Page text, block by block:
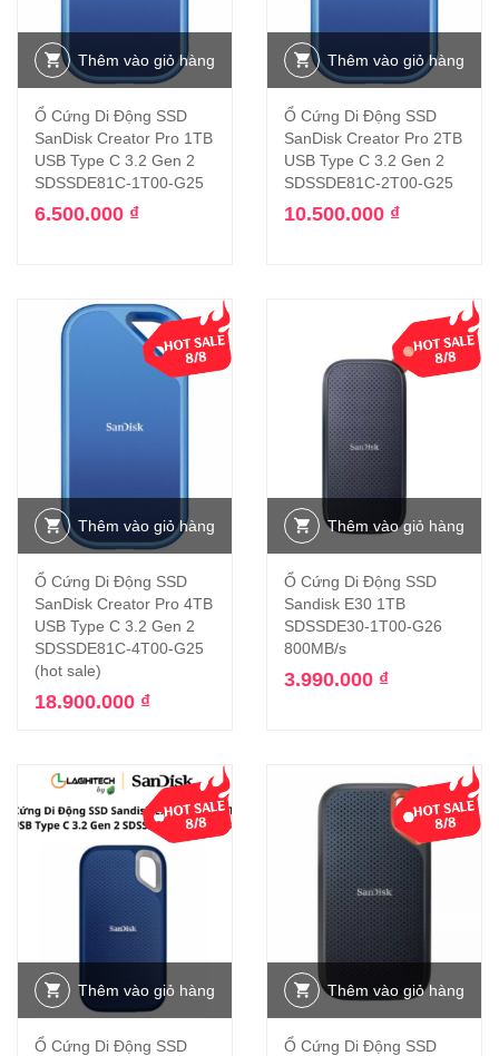
Thêm vào giỏ hàng
Ổ Cứng Di Động SSD
SanDisk Creator Pro 1TB
USB Type C 3.2 Gen 2
SDSSDE81C-1T00-G25
6.500.000 ₫
Thêm vào giỏ hàng
Ổ Cứng Di Động SSD
SanDisk Creator Pro 2TB
USB Type C 3.2 Gen 2
SDSSDE81C-2T00-G25
10.500.000 ₫
Thêm vào giỏ hàng
Ổ Cứng Di Động SSD
SanDisk Creator Pro 4TB
USB Type C 3.2 Gen 2
SDSSDE81C-4T00-G25
(hot sale)
18.900.000 ₫
Thêm vào giỏ hàng
Ổ Cứng Di Động SSD
Sandisk E30 1TB
SDSSDE30-1T00-G26
800MB/s
3.990.000 ₫
Thêm vào giỏ hàng
Ổ Cứng Di Động SSD
Thêm vào giỏ hàng
Ổ Cứng Di Động SSD